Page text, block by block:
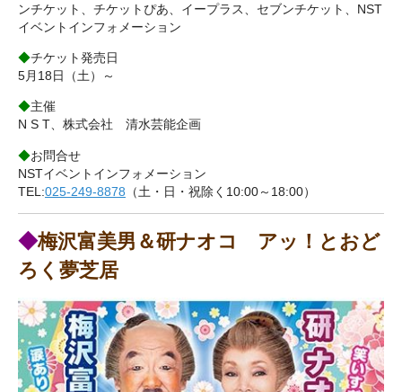
ンチケット、チケットぴあ、イープラス、セブンチケット、NST
イベントインフォメーション
◆チケット発売日
5月18日（土）～
◆主催
N S T、株式会社 清水芸能企画
◆お問合せ
NSTイベントインフォメーション
TEL:025-249-8878 （土・日・祝除く10:00～18:00）
◆梅沢富美男＆研ナオコ アッ！とおど
ろく夢芝居